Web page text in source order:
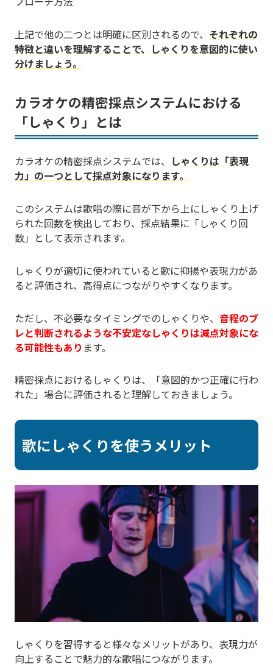
上記で他の二つとは明確に区別されるので、 それぞれの
特徴と違いを理解することで、しゃくりを意図的に使い
分けましょう。
カラオケの精密採点システムにおける
「しゃくり」とは
カラオケの精密採点システムでは、 しゃくりは「表現
力」の一つとして採点対象になります。
このシステムは歌唱の際に音が下から上にしゃくり上げ
られた回数を検出しており、採点結果に「しゃくり回
数」として表示されます。
しゃくりが適切に使われていると歌に抑揚や表現力があ
ると評価され、高得点につながりやすくなります。
ただし、不必要なタイミングでのしゃくりや、 音程のブ
レと判断されるような不安定なしゃくりは減点対象にな
る可能性もあり ます。
精密採点におけるしゃくりは、「意図的かつ正確に行わ
れた」場合に評価されると理解しておきましょう。
歌にしゃくりを使うメリット
しゃくりを習得すると様々なメリットがあり、表現力が
向上することで魅力的な歌唱につながります。